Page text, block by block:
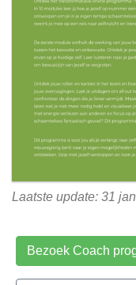
Laatste update: 31
Bezoek Coach